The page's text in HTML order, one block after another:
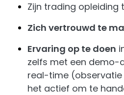
Zijn trading opleiding
Zich vertrouwd te
Ervaring op te doen
zelfs met een demo-
real-time
het actief om te